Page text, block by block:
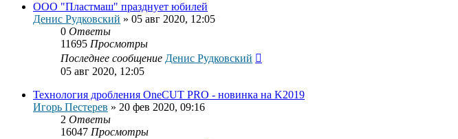
ООО "Пластмаш" празднует юбилей
Денис Рудковский » 05 авг 2020, 12:05
0 Ответы
11695 Просмотры
Последнее сообщение Денис Рудковский
05 авг 2020, 12:05
Технология дробления OneCUT PRO - новинка на K2019
Игорь Пестерев » 20 фев 2020, 09:16
2 Ответы
16047 Просмотры